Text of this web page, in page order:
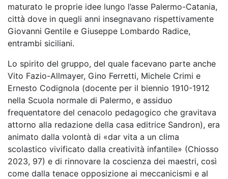
maturato le proprie idee lungo l’asse Palermo-Catania,
città dove in quegli anni insegnavano rispettivamente
Giovanni Gentile e Giuseppe Lombardo Radice,
entrambi siciliani.
Lo spirito del gruppo, del quale facevano parte anche
Vito Fazio-Allmayer, Gino Ferretti, Michele Crimi e
Ernesto Codignola (docente per il biennio 1910-1912
nella Scuola normale di Palermo, e assiduo
frequentatore del cenacolo pedagogico che gravitava
attorno alla redazione della casa editrice Sandron), era
animato dalla volontà di «dar vita a un clima
scolastico vivificato dalla creatività infantile» (Chiosso
2023, 97) e di rinnovare la coscienza dei maestri, così
come dalla tenace opposizione ai meccanicismi e al